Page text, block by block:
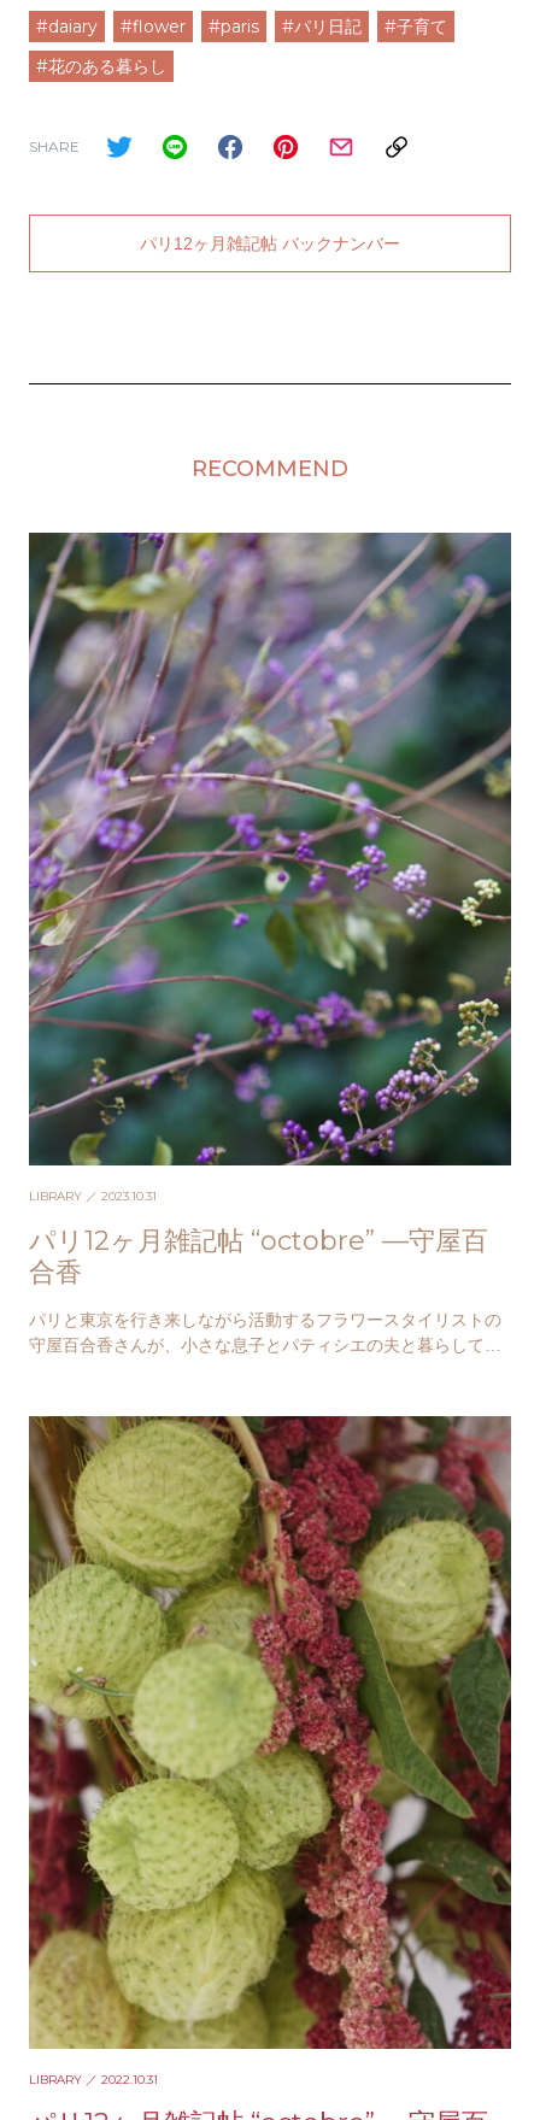
#daiary #flower #paris #パリ日記
#子育て
#花のある暮らし
SHARE
パリ12ヶ月雑記帖 バックナンバー
RECOMMEND
LIBRARY ／ 2023.10.31
パリ12ヶ月雑記帖 “octobre” —守屋百
合香
パリと東京を行き来しながら活動するフラワースタイリストの
守屋百合香さんが、小さな息子とパティシエの夫と暮らしてい
LIBRARY ／ 2022.10.31